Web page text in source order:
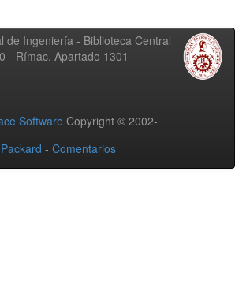
de Ingeniería - Biblioteca Central
- Rímac. Apartado 1301
Software Copyright © 2002-
- Comentarios